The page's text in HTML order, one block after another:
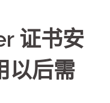
证书安
以后需